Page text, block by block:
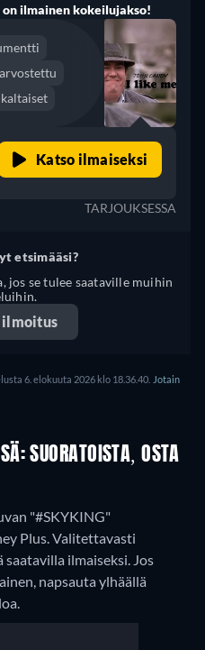
ilmainen kokeilujakso!
Katso ilmaiseksi
TARJOUKSESSA
etsimääsi?
jos se tulee saataville muihin
6. elokuuta 2026 klo 18.36.40. Jotain
SUORATOISTA, OSTA
"#SKYKING"
Plus.Valitettavasti
ilmaiseksi. Jos
napsauta ylhäällä